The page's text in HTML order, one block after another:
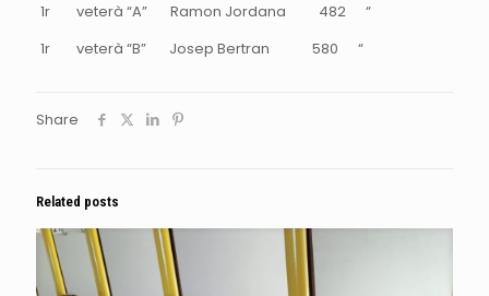
1r veterà “A” Ramon Jordana 482 “
1r veterà “B” Josep Bertran 580 “
Share
Related posts